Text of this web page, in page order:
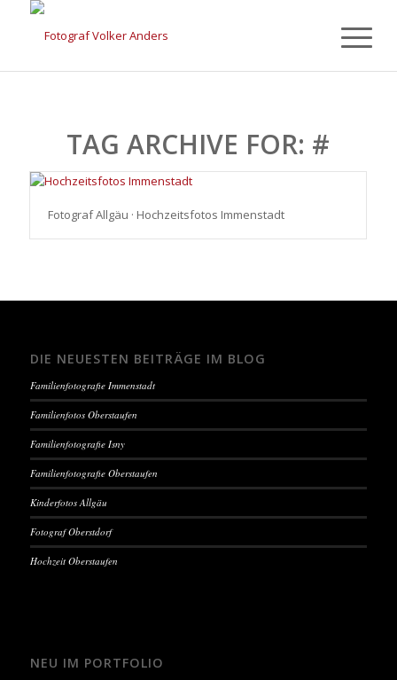
TAG ARCHIVE FOR: #
Fotograf Allgäu · Hochzeitsfotos Immenstadt
DIE NEUESTEN BEITRÄGE IM BLOG
Familienfotografie Immenstadt
Familienfotos Oberstaufen
Familienfotografie Isny
Familienfotografie Oberstaufen
Kinderfotos Allgäu
Fotograf Oberstdorf
Hochzeit Oberstaufen
NEU IM PORTFOLIO